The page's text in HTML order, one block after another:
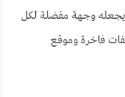
يجعله وجهة مفضلة لكل
فاخرة وموقع